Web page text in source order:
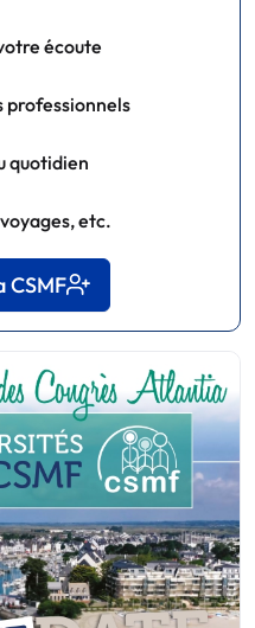
écoute
professionnels
quotidien
etc.
CSMF